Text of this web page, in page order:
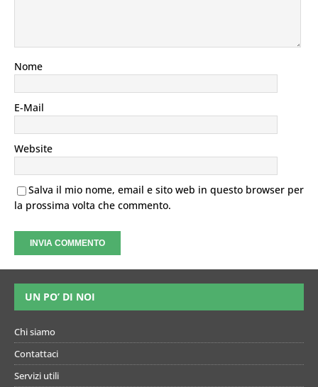
Nome
E-Mail
Website
Salva il mio nome, email e sito web in questo browser per
la prossima volta che commento.
UN PO’ DI NOI
Chi siamo
Contattaci
Servizi utili